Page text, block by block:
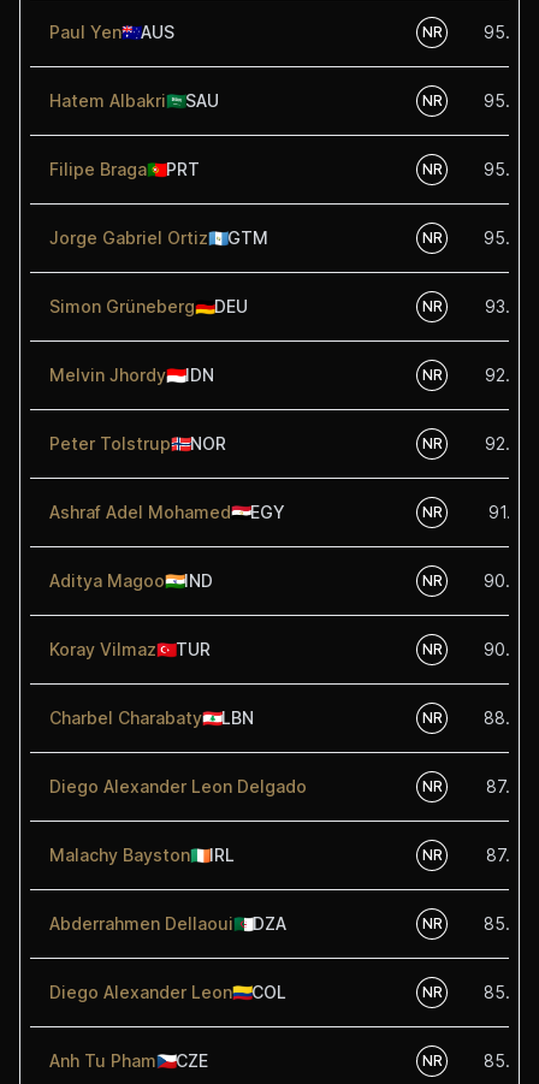
Paul Yen🇦🇺AUS NR 95.00
Hatem Albakri🇸🇦SAU NR 95.00
Filipe Braga🇵🇹PRT NR 95.00
Jorge Gabriel Ortiz🇬🇹GTM NR 95.00
Simon Grüneberg🇩🇪DEU NR 93.75
Melvin Jhordy🇮🇩IDN NR 92.50
Peter Tolstrup🇳🇴NOR NR 92.50
Ashraf Adel Mohamed🇪🇬EGY NR 91.25
Aditya Magoo🇮🇳IND NR 90.00
Koray Vilmaz🇹🇷TUR NR 90.00
Charbel Charabaty🇱🇧LBN NR 88.75
Diego Alexander Leon Delgado NR 87.50
Malachy Bayston🇮🇪IRL NR 87.50
Abderrahmen Dellaoui🇩🇿DZA NR 85.00
Diego Alexander Leon🇨🇴COL NR 85.00
Anh Tu Pham🇨🇿CZE NR 85.00